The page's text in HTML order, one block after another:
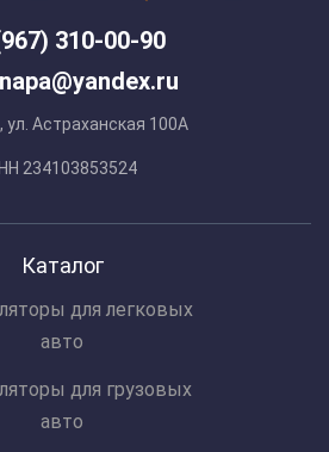
310-00-90
ул. Астраханская 100А
234103853524
Каталог
для легковых
авто
для грузовых
авто